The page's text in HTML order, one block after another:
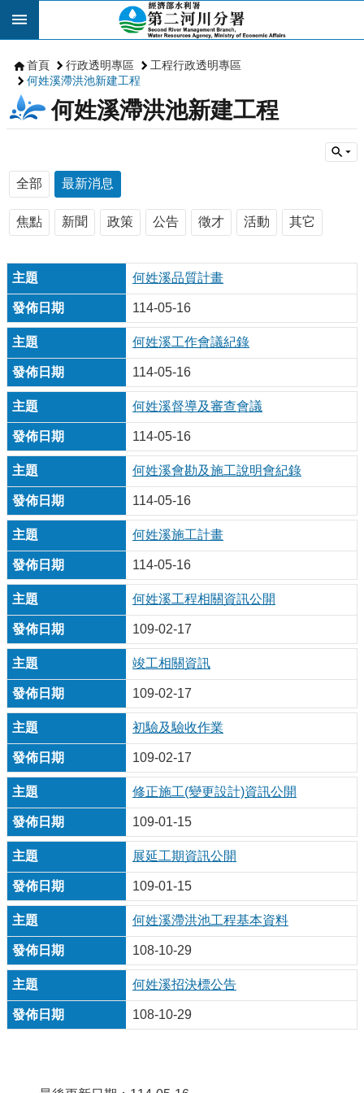
跳到主要內容區塊
首頁 行政透明專區
工程行政透明專區
何姓溪滯洪池新建工程
何姓溪滯洪池新建工程
全部 最新消息
焦點 新聞 政策 公告 徵才 活動 其它
何姓溪品質計畫
114-05-16
何姓溪工作會議紀錄
114-05-16
何姓溪督導及審查會議
114-05-16
何姓溪會勘及施工說明會紀錄
114-05-16
何姓溪施工計畫
114-05-16
何姓溪工程相關資訊公開
109-02-17
竣工相關資訊
109-02-17
初驗及驗收作業
109-02-17
修正施工(變更設計)資訊公開
109-01-15
展延工期資訊公開
109-01-15
何姓溪滯洪池工程基本資料
108-10-29
何姓溪招決標公告
108-10-29